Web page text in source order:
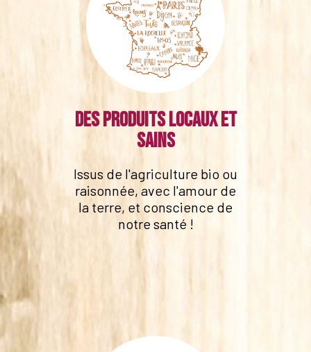
Des produits locaux et
sains
Issus de l'agriculture bio ou
raisonnée, avec l'amour de
la terre, et conscience de
notre santé !